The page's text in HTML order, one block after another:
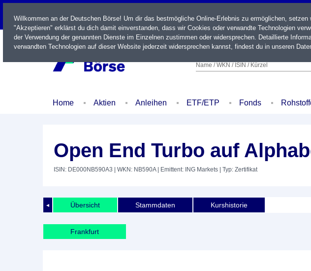
LIVE
Name / WKN / ISIN / Kürzel
Home Aktien Anleihen ETF/ETP Fonds
Open End Turbo auf
ISIN: DE000NB590A3 | WKN: NB590A| Emittent: ING Markets | Typ: Zertifikat
◄ Übersicht Stammdaten Kurshistorie
Frankfurt
Willkommen an der Deutschen Börse! Um dir das bestmögliche Online-Erlebnis zu ermöglichen,
"Akzeptieren" erklärst du dich damit einverstanden, dass wir Cookies oder verwandte Technologien
der Verwendung der genannten Dienste im Einzelnen zustimmen oder widersprechen. Detaillierte
verwandten Technologien auf dieser Website jederzeit widersprechen kannst, findest du in unseren